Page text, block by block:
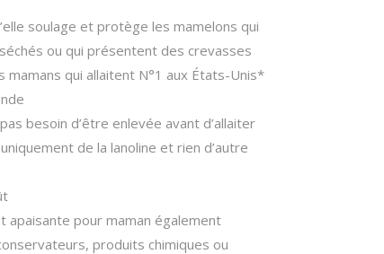
soulage et protège les mamelons qui
ou qui présentent des crevasses
mamans qui allaitent N°1 aux États-Unis*
besoin d’être enlevée avant d’allaiter
de la lanoline et rien d’autre
apaisante pour maman également
produits chimiques ou